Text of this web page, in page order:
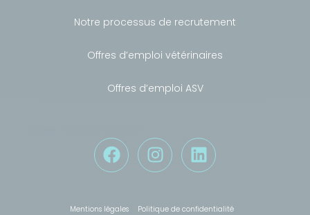
Notre processus de recrutement
Offres d’emploi vétérinaires
Offres d’emploi ASV
Mentions légales Politique de confidentialité